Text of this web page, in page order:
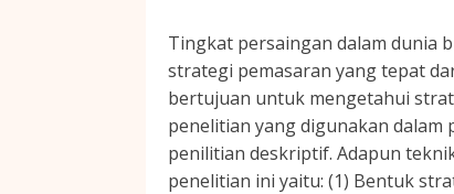
Tingkat persaingan dalam dunia
strategi pemasaran yang tepat
bertujuan untuk mengetahui
penelitian yang digunakan
penilitian deskriptif. Adapun
penelitian ini yaitu: (1) Bentuk